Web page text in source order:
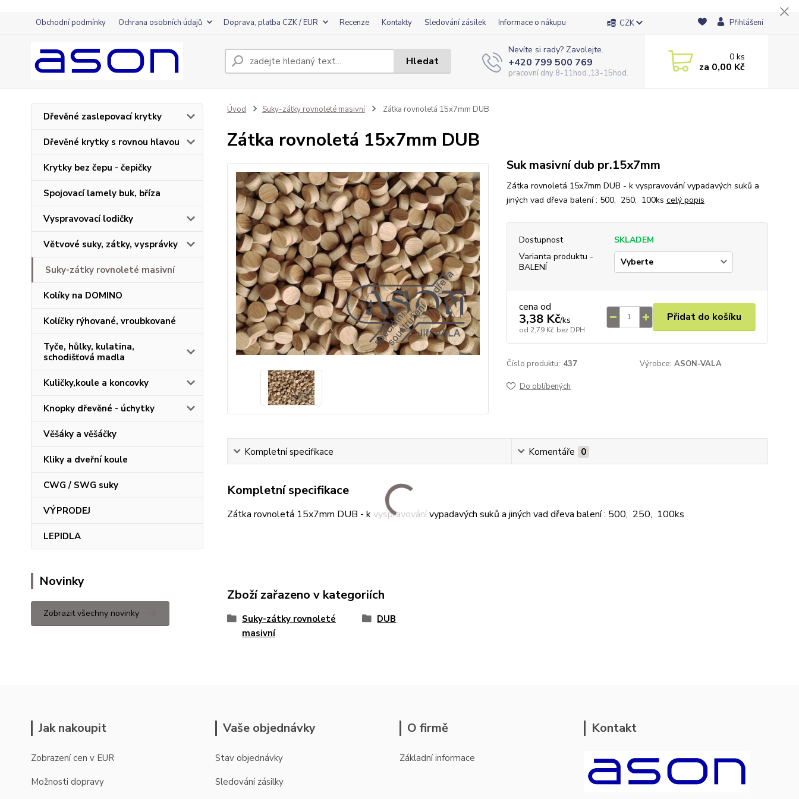
Obchodní podmínky Ochrana osobních údajů Doprava, platba CZK / EUR Recenze Kontakty Sledování zásilek Informace o nákupu CZK Přihlášení
Hledat
Nevíte si rady? Zavolejte.
+420 799 500 769
pracovní dny 8-11hod.,13-15hod.
0ks
za 0,00 Kč
Dřevěné zaslepovací krytky
Dřevěné krytky s rovnou hlavou
Krytky bez čepu - čepičky
Spojovací lamely buk, bříza
Vyspravovací lodičky
Větvové suky, zátky, vysprávky
Suky-zátky rovnoleté masivní
Kolíky na DOMINO
Kolíčky rýhované, vroubkované
Tyče, hůlky, kulatina,
schodišťová madla
Kuličky,koule a koncovky
Knopky dřevěné - úchytky
Věšáky a věšáčky
Kliky a dveřní koule
CWG / SWG suky
VÝPRODEJ
LEPIDLA
Novinky
Zobrazit všechny novinky
Úvod Suky-zátky rovnoleté masivní Zátka rovnoletá 15x7mm DUB
Zátka rovnoletá 15x7mm DUB
Suk masivní dub pr.15x7mm
Zátka rovnoletá 15x7mm DUB - k vyspravování vypadavých suků a
jiných vad dřeva balení : 500, 250, 100ks celý popis
Dostupnost
SKLADEM
Varianta produktu -
BALENÍ
cena od
3,38 Kč/ks
od 2,79 Kč bez DPH
Přidat do košíku
Číslo produktu: 437 Výrobce: ASON-VALA
Do oblíbených
Kompletní specifikace Komentáře 0
Kompletní specifikace
Zátka rovnoletá 15x7mm DUB - k vyspravování vypadavých suků a jiných vad dřeva balení : 500, 250, 100ks
Zboží zařazeno v kategoriích
Suky-zátky rovnoleté
masivní
DUB
Jak nakoupit
Zobrazení cen v EUR
Možnosti dopravy
Vaše objednávky
Stav objednávky
Sledování zásilky
O firmě
Základní informace
Kontakt